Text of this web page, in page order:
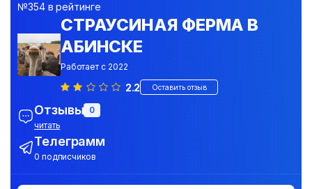
№354 в рейтинге
СТРАУСИНАЯ ФЕРМА В
АБИНСКЕ
Работает с 2022
2.2 Оставить отзыв
Отзывы 0
читать
Телеграмм
0 подписчиков